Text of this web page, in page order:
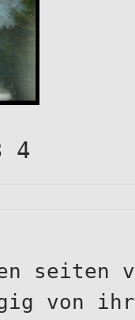
4
seiten
von